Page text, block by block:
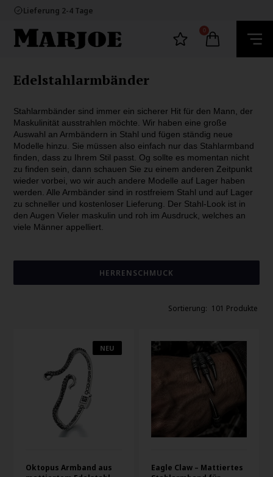
Lieferung 2-4 Tage
E-mark webshop
100% nikkelfrei schmuck
Lieferung 2-4 Tage
0
Edelstahlarmbänder
Stahlarmbänder sind immer ein sicherer Hit für den Mann, der
Maskulinität ausstrahlen möchte. Wir haben eine große
Auswahl an Armbändern in Stahl und fügen ständig neue
Modelle hinzu. Sie müssen also einfach nur das Stahlarmband
finden, dass zu Ihrem Stil passt. Og sollte es momentan nicht
zu finden sein, dann schauen Sie zu einem anderen Zeitpunkt
wieder vorbei, wo wir auch andere Modelle auf Lager haben
werden. Alle Armbänder sind in rostfreiem Stahl und auf Lager
zu schneller und kostenloser Lieferung. Der Stahl-Look ist in
den Augen Vieler maskulin und roh im Ausdruck, welches an
viele Männer appelliert.
HERRENSCHMUCK
101 Produkte
NEU
Oktopus Armband aus
Eagle Claw – Mattiertes